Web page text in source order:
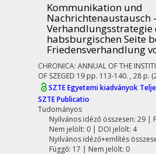
Kommunikation und
Nachrichtenaustausch -
Verhandlungsstrategie
habsburgischen Seite
Friedensverhandlung
CHRONICA: ANNUAL OF THE
OF SZEGED 19 pp. 113-140. , 28 p.
SZTE Egyetemi kiadványok
SZTE Publicatio
Tudományos
Nyilvános idéző összesen: 29|
Nem jelölt: 0 | DOI jelölt: 4
Nyilvános idéző+említés
Függő: 17 | Nem jelölt: 0